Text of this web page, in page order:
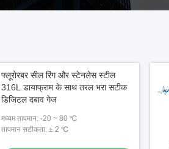
फ्लूरोरबर सील रिंग और स्टेनलेस स्टील
316L डायाफ्राम के साथ तरल भरा सटीक
डिजिटल दबाव गेज
मध्यम तापमान: -20 ~ 80 ℃
तापमान सटीकता: ± 2 ℃